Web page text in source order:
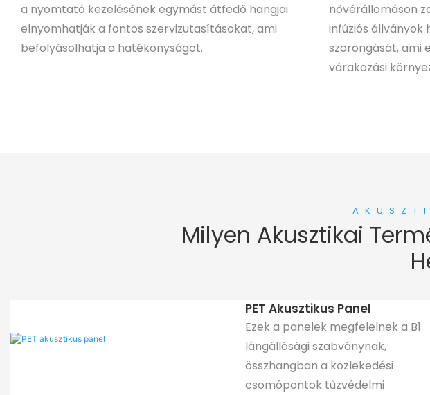
a nyomtató kezelésének egymást átfedő hangjai
elnyomhatják a fontos szervizutasításokat, ami
befolyásolhatja a hatékonyságot.
nővérállomáson
infúziós állványok
szorongását, ami
várakozási
Milyen Akusztikai
PET Akusztikus Panel
Ezek a panelek megfelelnek a B1
lángállósági szabványnak,
összhangban a közlekedési
csomópontok tűzvédelmi